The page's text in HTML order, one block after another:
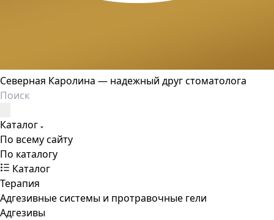
Северная Каролина — надежный друг стоматолога
Каталог
По всему сайту
По каталогу
Каталог
Терапия
Адгезивные системы и протравочные гели
Адгезивы